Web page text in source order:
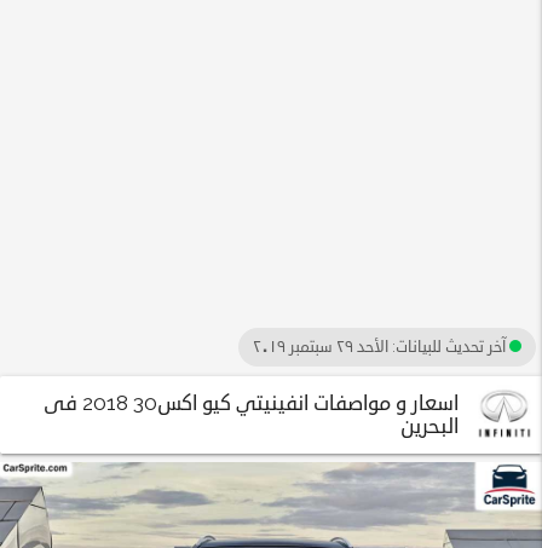
آخر تحديث للبيانات: الأحد ٢٩ سبتمبر ٢٠١٩
اسعار و مواصفات انفينيتي كيو اكس30 2018 فى
البحرين